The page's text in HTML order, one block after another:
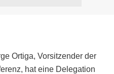
Ortiga, Vorsitzender der
hat eine Delegation